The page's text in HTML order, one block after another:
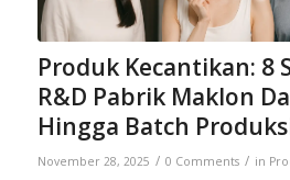
Produk Kecantikan: 8
R&D Pabrik Maklon
Hingga Batch
November 28, 2025 / 0 Comments / in